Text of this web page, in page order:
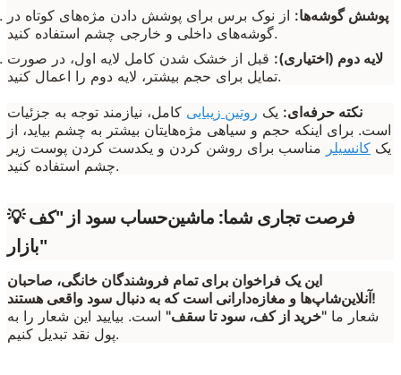
پوشش گوشه‌ها: از نوک برس برای پوشش دادن مژه‌های کوتاه در
گوشه‌های داخلی و خارجی چشم استفاده کنید.
لایه دوم (اختیاری): قبل از خشک شدن کامل لایه اول، در صورت
تمایل برای حجم بیشتر، لایه دوم را اعمال کنید.
نکته حرفه‌ای: یک روتین زیبایی کامل، نیازمند توجه به جزئیات
است. برای اینکه حجم و سیاهی مژه‌هایتان بیشتر به چشم بیاید، از
یک کانسیلر مناسب برای روشن کردن و یکدست کردن پوست زیر
چشم استفاده کنید.
💡 فرصت تجاری شما: ماشین‌حساب سود از "کف
بازار"
این یک فراخوان برای تمام فروشندگان خانگی، صاحبان
آنلاین‌شاپ‌ها و مغازه‌دارانی است که به دنبال سود واقعی هستند!
شعار ما "خرید از کف، سود تا سقف" است. بیایید این شعار را به
پول نقد تبدیل کنیم.